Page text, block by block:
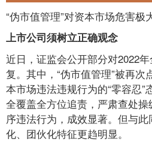
“伪市值管理”对资本市场危害极
上市公司须树立正确观念
近日，证监会公开部分对2022
复。其中，“伪市值管理”被再
本市场违法违规行为的“零容忍
全覆盖全方位追责，严肃查处
序违法行为，成效显著。但与
化、团伙化特征更趋明显。